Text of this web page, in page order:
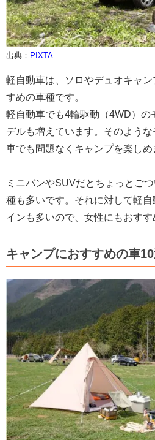
出典： PIXTA
軽自動車は、ソロやデュオキャ
すめの車種です。
軽自動車でも4輪駆動（4WD）の
デルも増えています。そのよう
車でも問題なくキャンプを楽しめ
ミニバンやSUVだとちょっとご
種も多いです。それに対して軽
インも多いので、女性にもおすす
キャンプにおすすめの車